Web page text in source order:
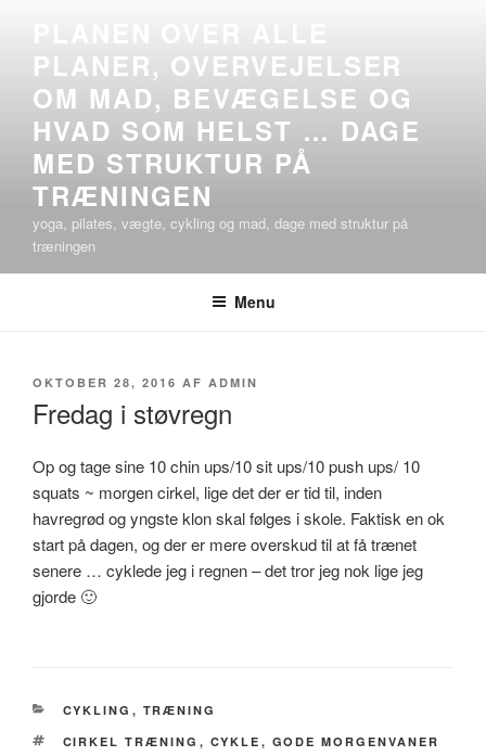
indholdPLANER, OVERVEJELSER
OM MAD, BEVÆGELSE OG
HVAD SOM HELST … DAGE
MED STRUKTUR PÅ
TRÆNINGEN
yoga, pilates, vægte, cykling og mad, dage med struktur på
træningen
Menu
UDGIVET
OKTOBER 28, 2016 AF ADMIN
Fredag i støvregn
Op og tage sine 10 chin ups/10 sit ups/10 push ups/ 10
squats ~ morgen cirkel, lige det der er tid til, inden
havregrød og yngste klon skal følges i skole. Faktisk en ok
start på dagen, og der er mere overskud til at få trænet
senere … cyklede jeg i regnen – det tror jeg nok lige jeg
gjorde 🙂
KATEGORIER
CYKLING , TRÆNING
TAGS
CIRKEL TRÆNING , CYKLE , GODE MORGENVANER